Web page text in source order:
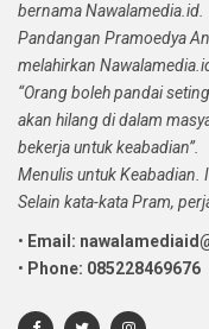
bernama Nawalamedia.id.
Pandangan Pramoedya
melahirkan
“Orang boleh pandai
akan hilang di dalam
bekerja untuk keabadian”.
Menulis untuk Keabadian.
Selain kata-kata Pram,
• Email:
• Phone: 085228469676